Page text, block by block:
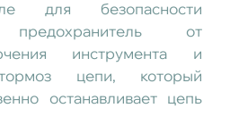
для безопасности
предохранитель от
инструмента и
тормоз цепи, который
останавливает цепь